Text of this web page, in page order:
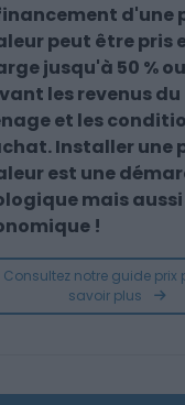
d'une
peut être pris
jusqu'à 50 %
les revenus du
et les
Installer une
est une
mais aussi
!
Consultez notre guide prix
savoir plus